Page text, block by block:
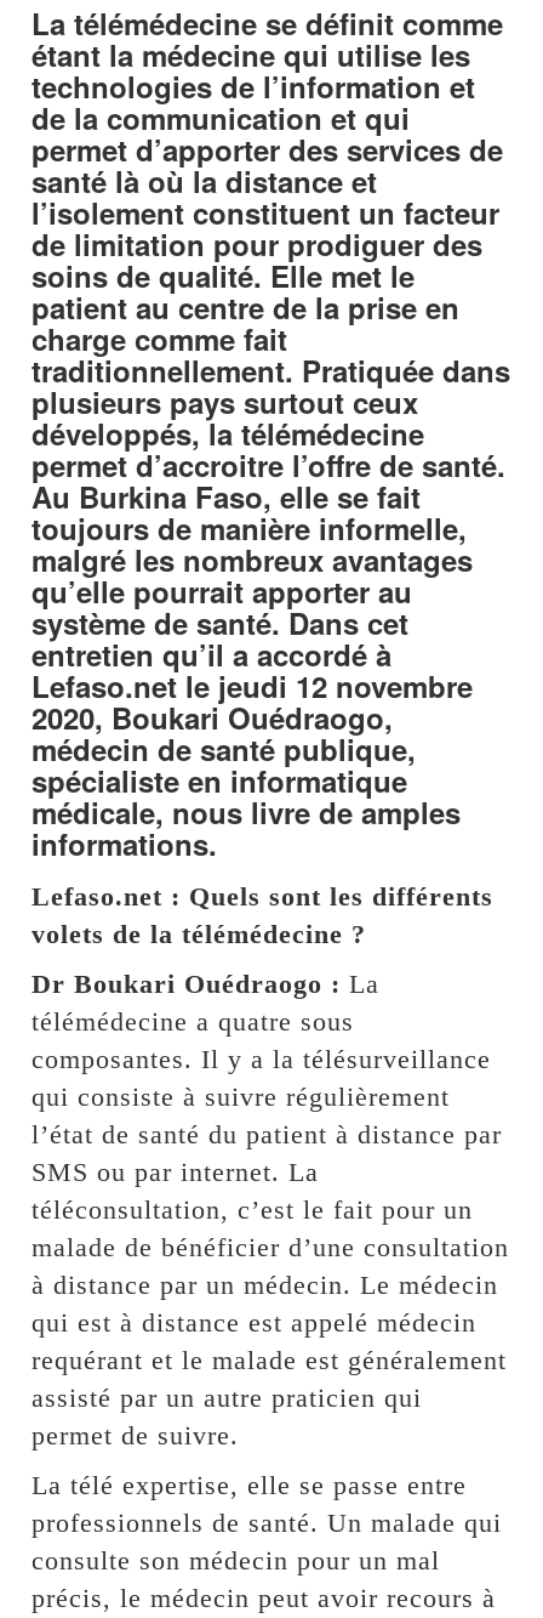
La télémédecine se définit comme
étant la médecine qui utilise les
technologies de l’information et
de la communication et qui
permet d’apporter des services de
santé là où la distance et
l’isolement constituent un facteur
de limitation pour prodiguer des
soins de qualité. Elle met le
patient au centre de la prise en
charge comme fait
traditionnellement. Pratiquée dans
plusieurs pays surtout ceux
développés, la télémédecine
permet d’accroitre l’offre de santé.
Au Burkina Faso, elle se fait
toujours de manière informelle,
malgré les nombreux avantages
qu’elle pourrait apporter au
système de santé. Dans cet
entretien qu’il a accordé à
Lefaso.net le jeudi 12 novembre
2020, Boukari Ouédraogo,
médecin de santé publique,
spécialiste en informatique
médicale, nous livre de amples
informations.
Lefaso.net : Quels sont les différents
volets de la télémédecine ?
Dr Boukari Ouédraogo :La
télémédecine a quatre sous
composantes. Il y a la télésurveillance
qui consiste à suivre régulièrement
l’état de santé du patient à distance par
SMS ou par internet. La
téléconsultation, c’est le fait pour un
malade de bénéficier d’une consultation
à distance par un médecin. Le médecin
qui est à distance est appelé médecin
requérant et le malade est généralement
assisté par un autre praticien qui
permet de suivre.
La télé expertise, elle se passe entre
professionnels de santé. Un malade qui
consulte son médecin pour un mal
précis, le médecin peut avoir recours à